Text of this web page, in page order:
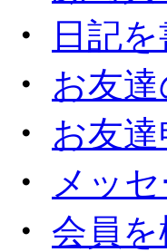
・
日記を
・
お友
・
お友
・
メッ
・ 会員